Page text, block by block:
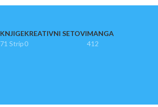
KNJIGE
71 Strip
KREATIVNI SETOVI
0
MANGA
412